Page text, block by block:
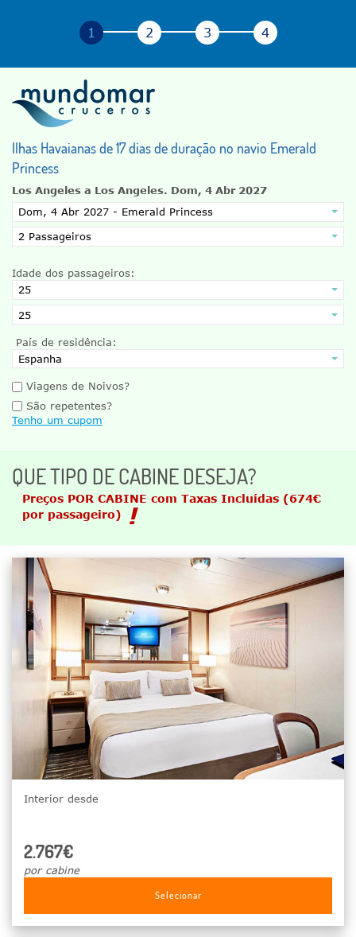
Ilhas Havaianas de 17 dias de duração no navio Emerald
Princess
Los Angeles a Los Angeles. Dom, 4 Abr 2027
Idade dos passageiros:
País de residência:
Viagens de Noivos?
São repetentes?
Tenho um cupom
QUE TIPO DE CABINE DESEJA?
Preços POR CABINE com Taxas Incluídas (674€
por passageiro)
Interior desde
2.767€
por cabine
Selecionar